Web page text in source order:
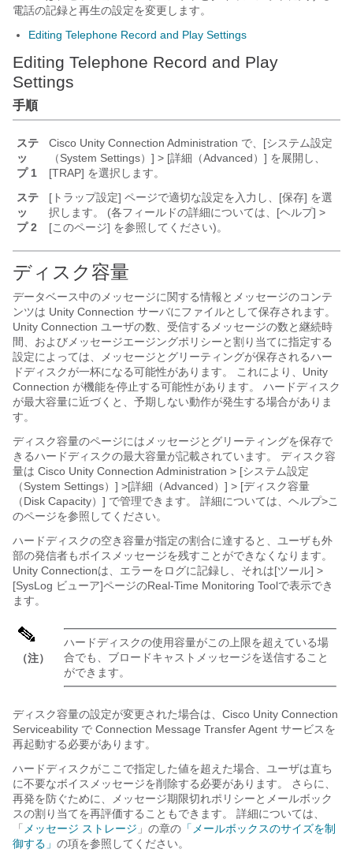
電話の記録と再生の設定を変更します。
Editing Telephone Record and Play Settings
Editing Telephone Record and Play
Settings
手順
ステ
ッ
プ 1
Cisco Unity Connection Administration で、[システム設定
（System Settings）] > [詳細（Advanced）] を展開し、
[TRAP] を選択します。
ステ
ッ
プ 2
[トラップ設定] ページで適切な設定を入力し、[保存] を選
択します。 (各フィールドの詳細については、[ヘルプ] >
[このページ] を参照してください)。
ディスク容量
データベース中のメッセージに関する情報とメッセージのコンテ
ンツは Unity Connection サーバにファイルとして保存されます。
Unity Connection ユーザの数、受信するメッセージの数と継続時
間、およびメッセージエージングポリシーと割り当てに指定する
設定によっては、メッセージとグリーティングが保存されるハー
ドディスクが一杯になる可能性があります。 これにより、Unity
Connection が機能を停止する可能性があります。 ハードディスク
が最大容量に近づくと、予期しない動作が発生する場合がありま
す。
ディスク容量のページにはメッセージとグリーティングを保存で
きるハードディスクの最大容量が記載されています。 ディスク容
量は Cisco Unity Connection Administration > [システム設定
（System Settings）] >[詳細（Advanced）] > [ディスク容量
（Disk Capacity）] で管理できます。 詳細については、ヘルプ>こ
のページを参照してください。
ハードディスクの空き容量が指定の割合に達すると、ユーザも外
部の発信者もボイスメッセージを残すことができなくなります。
Unity Connectionは、エラーをログに記録し、それは[ツール] >
[SysLog ビューア]ページのReal-Time Monitoring Toolで表示でき
ます。
（注）
ハードディスクの使用容量がこの上限を超えている場
合でも、ブロードキャストメッセージを送信すること
ができます。
ディスク容量の設定が変更された場合は、Cisco Unity Connection
Serviceability で Connection Message Transfer Agent サービスを
再起動する必要があります。
ハードディスクがここで指定した値を超えた場合、ユーザは直ち
に不要なボイスメッセージを削除する必要があります。 さらに、
再発を防ぐために、メッセージ期限切れポリシーとメールボック
スの割り当てを再評価することもできます。 詳細については、
「 メッセージ ストレージ 」の章の 「メールボックスのサイズを制
御する」 の項を参照してください。